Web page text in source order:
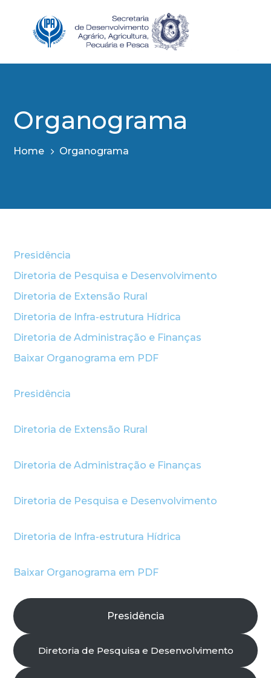
Organograma
Home Organograma
Presidência
Diretoria de Pesquisa e Desenvolvimento
Diretoria de Extensão Rural
Diretoria de Infra-estrutura Hídrica
Diretoria de Administração e Finanças
Baixar Organograma em PDF
Presidência
Diretoria de Extensão Rural
Diretoria de Administração e Finanças
Diretoria de Pesquisa e Desenvolvimento
Diretoria de Infra-estrutura Hídrica
Baixar Organograma em PDF
Presidência
Diretoria de Pesquisa e Desenvolvimento